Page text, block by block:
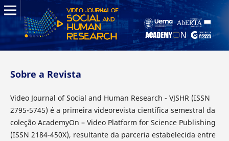
Sobre a Revista
Video Journal of Social and Human Research - VJSHR (ISSN
2795-5745) é a primeira videorevista científica semestral da
coleção AcademyOn – Video Platform for Science Publishing
(ISSN 2184-450X), resultante da parceria estabelecida entre